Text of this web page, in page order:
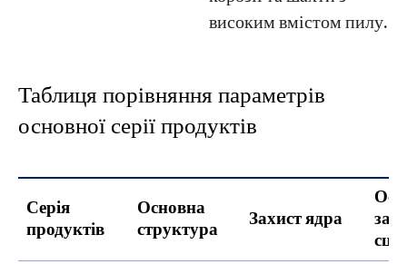
високим вмістом пилу.
Таблиця порівняння параметрів
основної серії продуктів
Серія
продуктів
Основна
структура Захист ядра